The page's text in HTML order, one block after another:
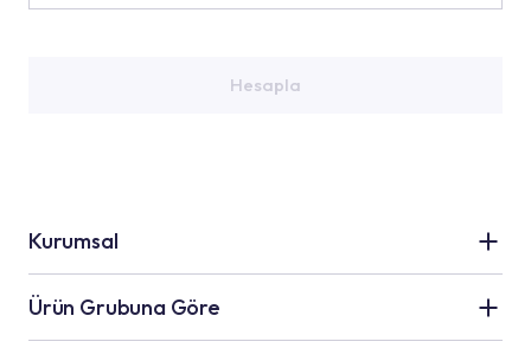
Hesapla
Kurumsal
Kale Grubu
Ürün Grubuna Göre